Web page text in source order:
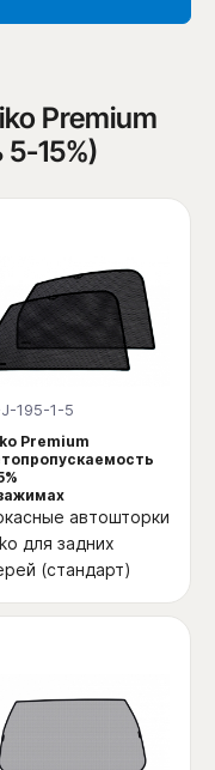
Premium
15%)
J-195-1-5
Premium
автошторки
для задних
(стандарт)